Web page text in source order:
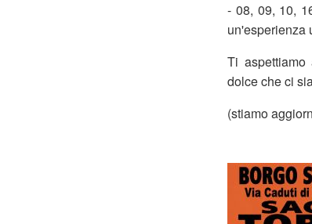
- 08, 09, 10,
un'esperienza
Ti
dolce che ci
(stiamo